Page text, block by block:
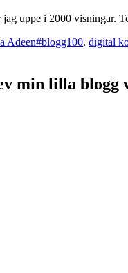
uppe i 2000 visningar.
AdeenKategorier
#blogg100, digital
min lilla blogg